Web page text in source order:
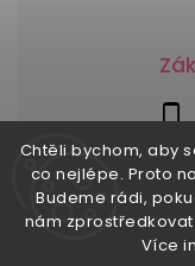
Chtěli bychom, aby
co nejlépe. Proto
Budeme rádi,
nám
Více